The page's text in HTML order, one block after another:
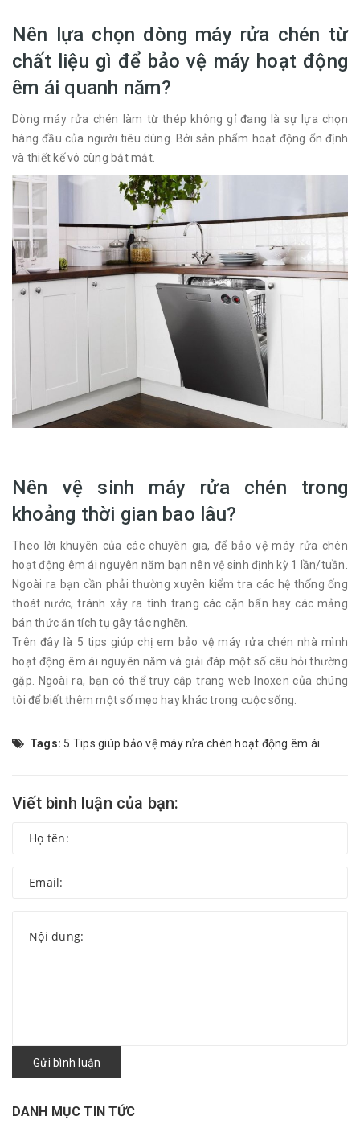
Nên lựa chọn dòng máy rửa chén từ
chất liệu gì để bảo vệ máy hoạt động
êm ái quanh năm?
Dòng máy rửa chén làm từ thép không gỉ đang là sự lựa chọn
hàng đầu của người tiêu dùng. Bởi sản phẩm hoạt động ổn định
và thiết kế vô cùng bắt mắt.
Nên vệ sinh máy rửa chén trong
khoảng thời gian bao lâu?
Theo lời khuyên của các chuyên gia, để bảo vệ máy rửa chén
hoạt động êm ái nguyên năm bạn nên vệ sinh định kỳ 1 lần/tuần.
Ngoài ra bạn cần phải thường xuyên kiểm tra các hệ thống ống
thoát nước, tránh xảy ra tình trạng các cặn bẩn hay các mảng
bán thức ăn tích tụ gây tắc nghẽn.
Trên đây là 5 tips giúp chị em bảo vệ máy rửa chén nhà mình
hoạt động êm ái nguyên năm và giải đáp một số câu hỏi thường
gặp. Ngoài ra, bạn có thể truy cập trang web Inoxen của chúng
tôi để biết thêm một số mẹo hay khác trong cuộc sống.
Tags: 5 Tips giúp bảo vệ máy rửa chén hoạt động êm ái
Viết bình luận của bạn:
Gửi bình luận
DANH MỤC TIN TỨC